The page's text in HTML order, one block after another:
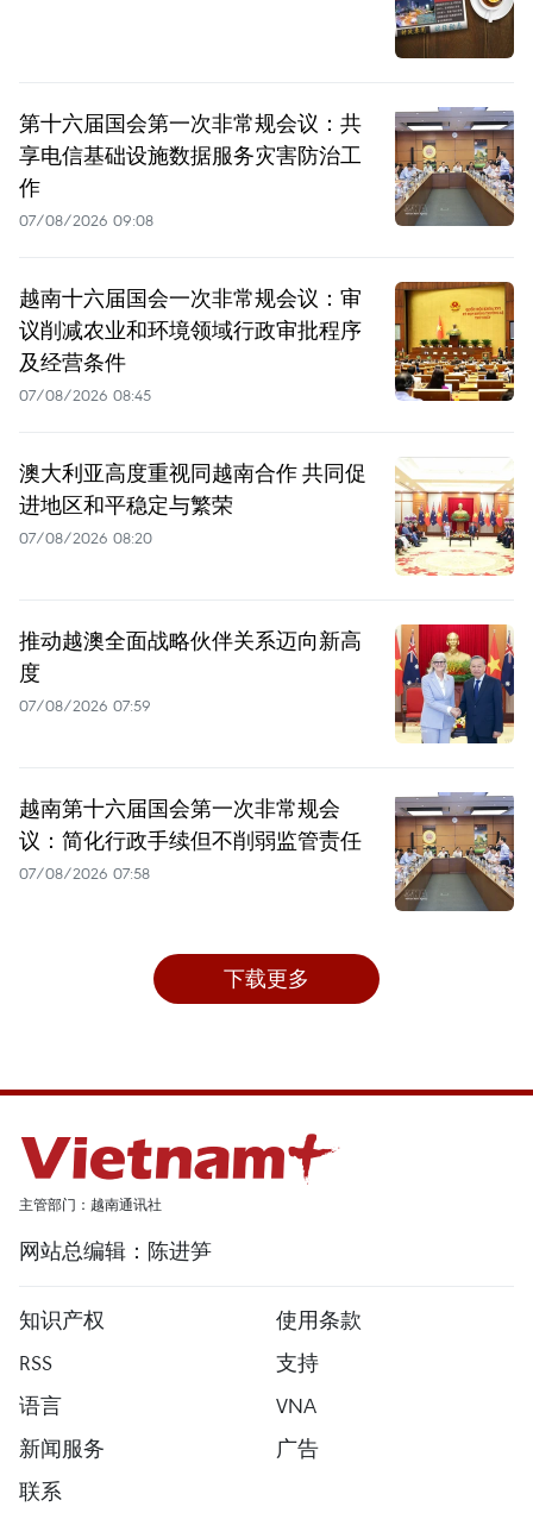
第十六届国会第一次非常规会议：共
享电信基础设施数据服务灾害防治工
作
07/08/2026 09:08
越南十六届国会一次非常规会议：审
议削减农业和环境领域行政审批程序
及经营条件
07/08/2026 08:45
澳大利亚高度重视同越南合作 共同促
进地区和平稳定与繁荣
07/08/2026 08:20
推动越澳全面战略伙伴关系迈向新高
度
07/08/2026 07:59
越南第十六届国会第一次非常规会
议：简化行政手续但不削弱监管责任
07/08/2026 07:58
下载更多
主管部门：越南通讯社
网站总编辑：陈进笋
知识产权
使用条款
RSS
支持
语言
VNA
新闻服务
广告
联系